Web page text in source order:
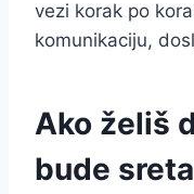
vezi korak po
komunikaciju,
Ako želiš
bude